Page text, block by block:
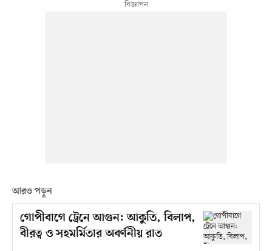
আরও পড়ুন
গোপীবাগে ট্রেনে আগুন: আকুতি, বিলাপ,
বীরত্ব ও সহমর্মিতার অবর্ণনীয় রাত